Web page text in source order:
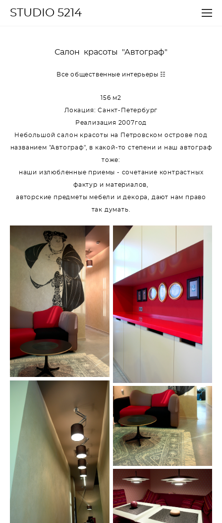
STUDIO 5214
Салон красоты "Автограф"
Все общественные интерьеры ☷
156 м2
Локация: Санкт-Петербург
Реализация 2007год
Небольшой салон красоты на Петровском острове под
названием "Автограф", в какой-то степени и наш автограф
тоже:
наши излюбленные приемы - сочетание контрастных
фактур и материалов,
авторские предметы мебели и декора, дают нам право
так думать.